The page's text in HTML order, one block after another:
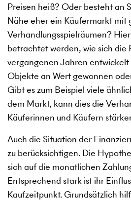
Preisen heiß? Oder besteht an
Nähe eher ein Käufermarkt mit
Verhandlungsspielräumen?
betrachtet werden, wie sich die
vergangenen Jahren
Objekte an Wert gewonnen
Gibt es zum Beispiel viele
dem Markt, kann dies die
Käuferinnen und Käufern
Auch die Situation der
zu berücksichtigen. Die
sich auf die monatlichen
Entsprechend stark ist ihr
Kaufzeitpunkt. Grundsätzlich